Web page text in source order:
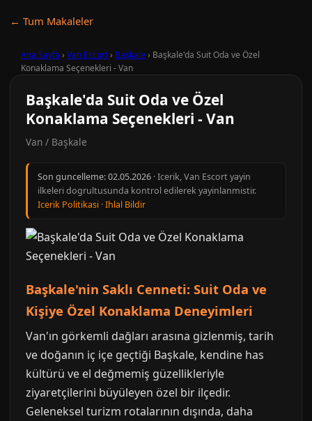
← Tum Makaleler
Ana Sayfa › Van Escort› Başkale› Başkale'da Suit Oda ve Özel
Konaklama Seçenekleri - Van
Başkale'da Suit Oda ve Özel
Konaklama Seçenekleri - Van
Van / Başkale
Son guncelleme:02.05.2026 · Icerik, Van Escort yayin
ilkeleri dogrultusunda kontrol edilerek yayinlanmistir.
Icerik Politikasi ·Ihlal Bildir
Başkale'nin Saklı Cenneti: Suit Oda ve
Kişiye Özel Konaklama Deneyimleri
Van'ın görkemli dağları arasına gizlenmiş, tarih
ve doğanın iç içe geçtiği Başkale, kendine has
kültürü ve el değmemiş güzellikleriyle
ziyaretçilerini büyüleyen özel bir ilçedir.
Geleneksel turizm rotalarının dışında, daha